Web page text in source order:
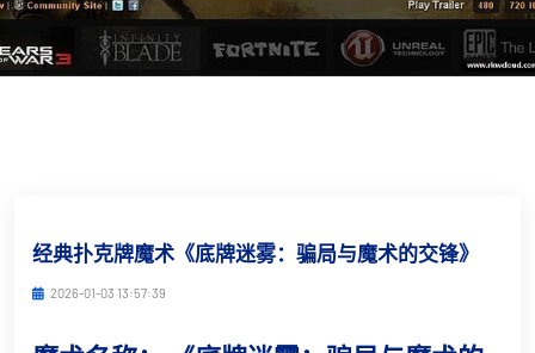
经典扑克牌魔术《底牌迷雾：骗局与魔术的交锋》
2026-01-03 13:57:39